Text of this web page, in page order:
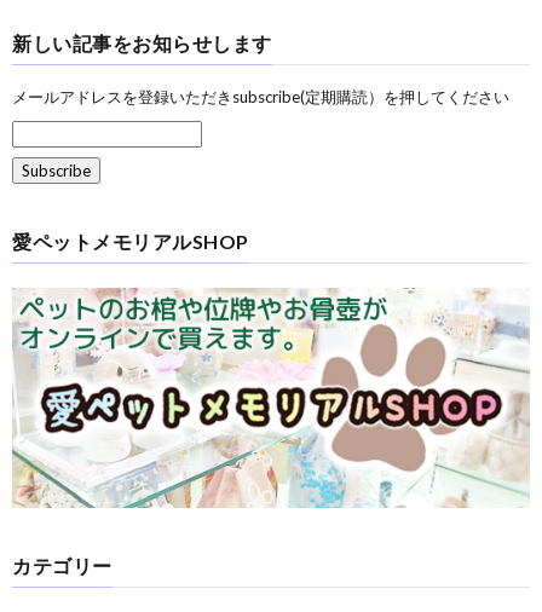
新しい記事をお知らせします
メールアドレスを登録いただきsubscribe(定期購読）を押してください
愛ペットメモリアルSHOP
カテゴリー